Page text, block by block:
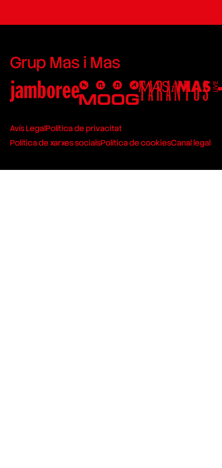
Grup Mas i Mas
Avís LegalPolítica de privacitat
Política de xarxes socialsPolítica de cookiesCanal legal